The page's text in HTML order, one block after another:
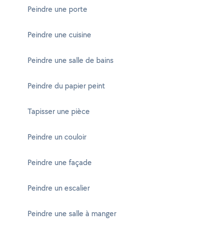
Peindre une porte
Peindre une cuisine
Peindre une salle de bains
Peindre du papier peint
Tapisser une pièce
Peindre un couloir
Peindre une façade
Peindre un escalier
Peindre une salle à manger